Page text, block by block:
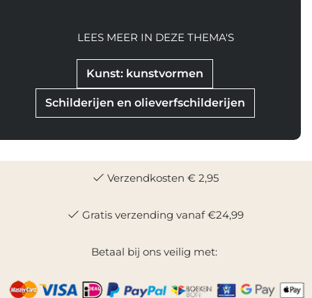
Kunst: kunstvormen
Schilderijen en olieverfschilderijen
LEES MEER IN DEZE THEMA'S
Verzendkosten € 2,95
Gratis verzending vanaf €24,99
Betaal bij ons veilig met: